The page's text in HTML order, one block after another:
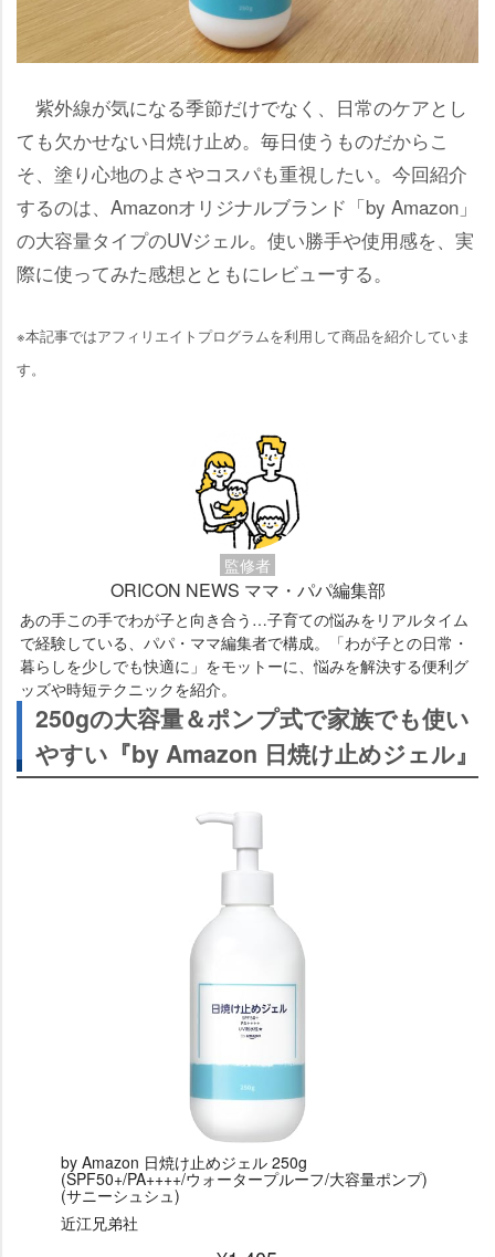
紫外線が気になる季節だけでなく、日常のケアとし
ても欠かせない日焼け止め。毎日使うものだからこ
そ、塗り心地のよさやコスパも重視したい。今回紹介
するのは、Amazonオリジナルブランド「by Amazon」
の大容量タイプのUVジェル。使い勝手や使用感を、実
際に使ってみた感想とともにレビューする。
※本記事ではアフィリエイトプログラムを利用して商品を紹介していま
す。
監修者
ORICON NEWS ママ・パパ編集部
あの手この手でわが子と向き合う…子育ての悩みをリアルタイム
で経験している、パパ・ママ編集者で構成。「わが子との日常・
暮らしを少しでも快適に」をモットーに、悩みを解決する便利グ
ッズや時短テクニックを紹介。
250gの大容量＆ポンプ式で家族でも使い
すい『by Amazon 日焼け止めジェル』
by Amazon 日焼け止めジェル 250g
(SPF50+/PA++++/ウォータープルーフ/大容量ポンプ)
(サニーシュシュ)
近江兄弟社